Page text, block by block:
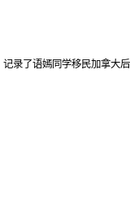
录了语嫣同学移民加拿大